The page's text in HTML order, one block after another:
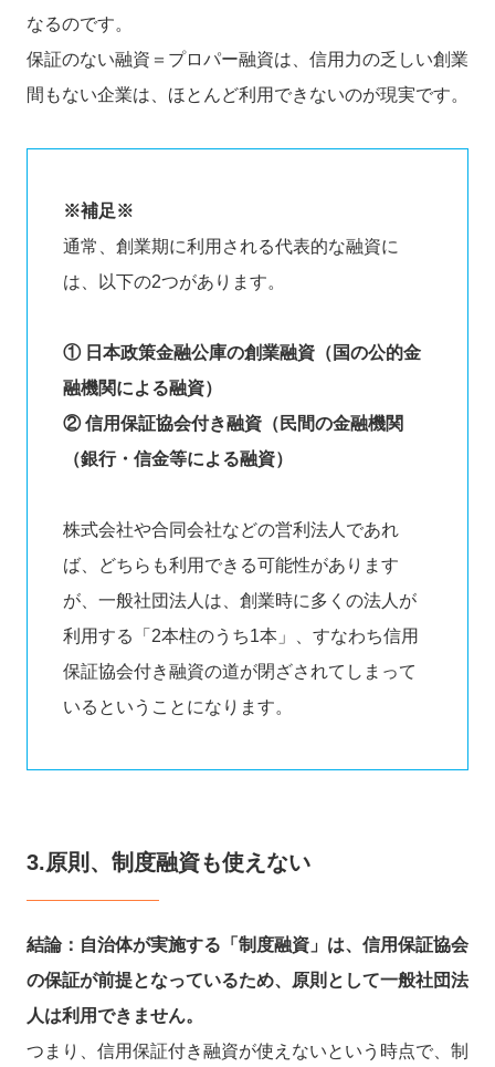
なるのです。
保証のない融資＝プロパー融資は、信用力の乏しい創業
間もない企業は、ほとんど利用できないのが現実です。
※補足※
通常、創業期に利用される代表的な融資に
は、以下の2つがあります。
① 日本政策金融公庫の創業融資（国の公的金
融機関による融資）
② 信用保証協会付き融資（民間の金融機関
（銀行・信金等による融資）
株式会社や合同会社などの営利法人であれ
ば、どちらも利用できる可能性があります
が、一般社団法人は、創業時に多くの法人が
利用する「2本柱のうち1本」、すなわち信用
保証協会付き融資の道が閉ざされてしまって
いるということになります。
3.原則、制度融資も使えない
結論：自治体が実施する「制度融資」は、信用保証協会
の保証が前提となっているため、原則として一般社団法
人は利用できません。
つまり、信用保証付き融資が使えないという時点で、制